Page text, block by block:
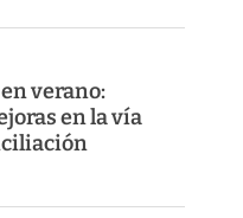
verano:
en la vía